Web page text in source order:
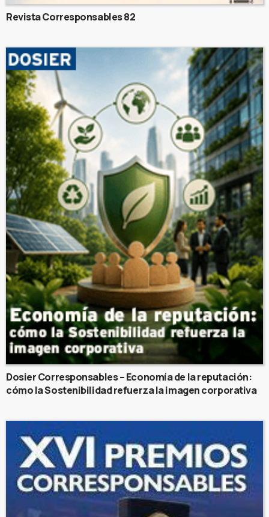
Revista Corresponsables 82
Dosier Corresponsables – Economía de la reputación:
cómo la Sostenibilidad refuerza la imagen corporativa